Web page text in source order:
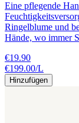
Eine pflegende
Ringelblume und
Hände, wo immer
€19.90
€199.00/L
Hinzufügen